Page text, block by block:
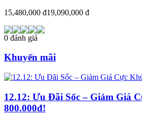
15,480,000 đ19,090,000 đ
0 đánh giá
Khuyến mãi
12.12: Ưu Đãi Sốc – Giảm Giá
800.000đ!